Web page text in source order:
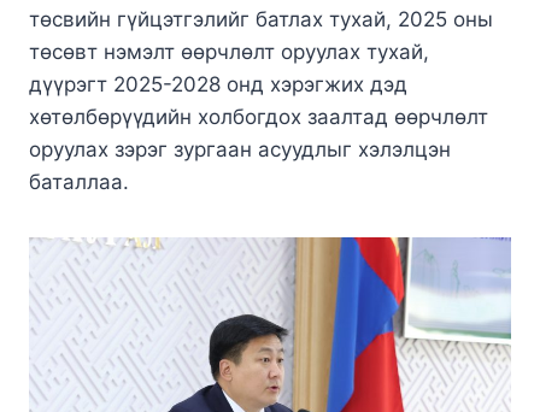
төсвийн гүйцэтгэлийг батлах тухай, 2025 оны
төсөвт нэмэлт өөрчлөлт оруулах тухай,
дүүрэгт 2025-2028 онд хэрэгжих дэд
хөтөлбөрүүдийн холбогдох заалтад өөрчлөлт
оруулах зэрэг зургаан асуудлыг хэлэлцэн
баталлаа.